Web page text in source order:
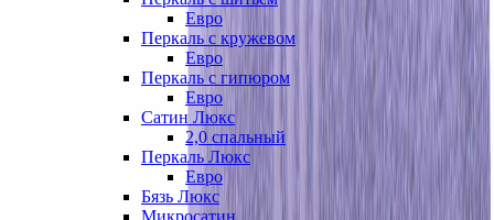
Евро
Перкаль с кружевом
Евро
Перкаль с гипюром
Евро
Сатин Люкс
2,0 спальный
Перкаль Люкс
Евро
Бязь Люкс